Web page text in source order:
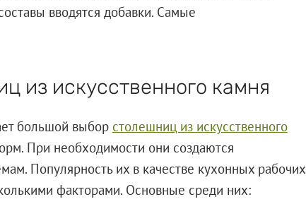
вводятся добавки. Самые
из искусственного камня
большой выбор столешниц из искусственного
При необходимости они создаются
Популярность их в качестве кухонных рабочих
факторами. Основные среди них: